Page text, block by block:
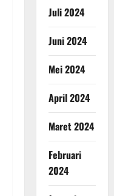
Juli 2024
Juni 2024
Mei 2024
April 2024
Maret 2024
Februari
2024